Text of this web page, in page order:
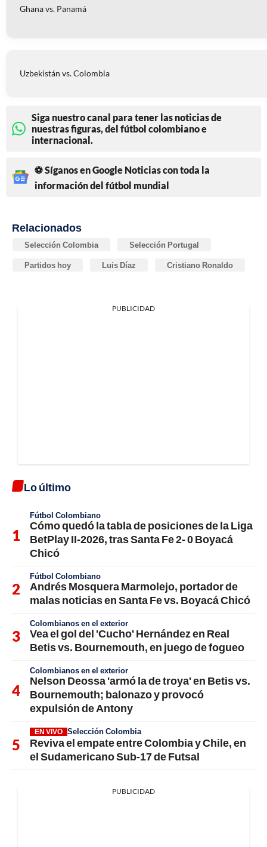
Ghana vs. Panamá
Uzbekistán vs. Colombia
Siga nuestro canal para tener las noticias de
nuestras figuras, del fútbol colombiano e
internacional.
⚽ Síganos en Google Noticias con toda la
información del fútbol mundial
Relacionados
Selección Colombia Selección Portugal
Partidos hoy Luis Díaz Cristiano Ronaldo
PUBLICIDAD
Lo último
Fútbol Colombiano
Cómo quedó la tabla de posiciones de la Liga
BetPlay II-2026, tras Santa Fe 2- 0 Boyacá
Chicó
Fútbol Colombiano
Andrés Mosquera Marmolejo, portador de
malas noticias en Santa Fe vs. Boyacá Chicó
Colombianos en el exterior
Vea el gol del 'Cucho' Hernández en Real
Betis vs. Bournemouth, en juego de fogueo
Colombianos en el exterior
Nelson Deossa 'armó la de troya' en Betis vs.
Bournemouth; balonazo y provocó
expulsión de Antony
EN VIVO Selección Colombia
Reviva el empate entre Colombia y Chile, en
el Sudamericano Sub-17 de Futsal
PUBLICIDAD